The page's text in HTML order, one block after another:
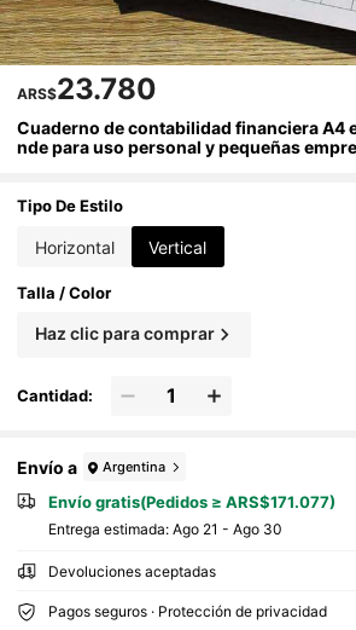
ARS$23.780
Cuaderno de contabilidad financiera A4
nde para uso personal y pequeñas
s de pagos y recibos de la empresa,
Tipo De Estilo
Horizontal Vertical
Talla / Color
Haz clic para comprar
Cantidad:
Envío a Argentina
Envío gratis(Pedidos ≥ ARS$171.077)
Entrega estimada: Ago 21 - Ago 30
Devoluciones aceptadas
Pagos seguros · Protección de privacidad